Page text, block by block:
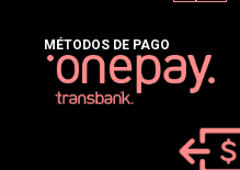
MÉTODOS DE PAGO